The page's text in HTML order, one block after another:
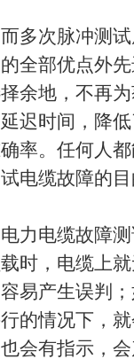
次脉冲测试
全部优点外
余地，不再
迟时间，降
率。任何人
电缆故障的
电缆故障测
时，电缆上
易产生误判
的情况下，
会有指示，